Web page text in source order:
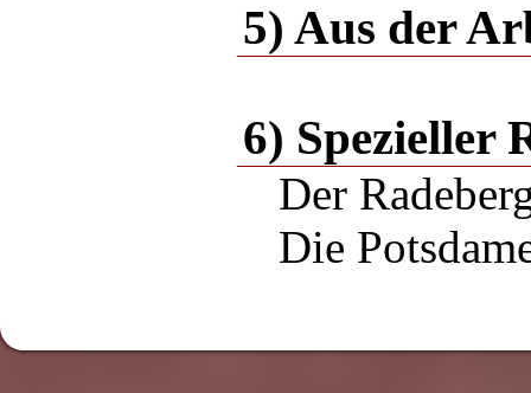
5) Aus der
6) Spezieller
Der
Die